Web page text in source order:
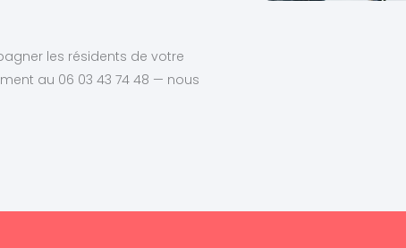
les résidents de votre
au 06 03 43 74 48 — nous